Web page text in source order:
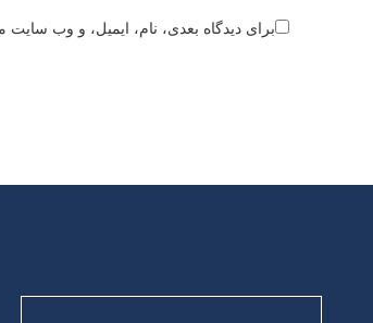
برای دیدگاه بعدی، نام، ایمیل، و وب سایت